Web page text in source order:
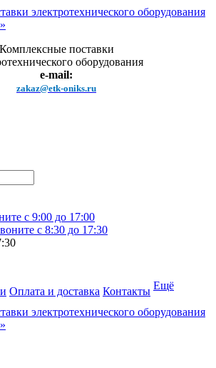
Комплексные поставки
оборудования
e-mail:
zakaz@etk-oniks.ru
с 9:00 до 17:00
с 8:30 до 17:30
Оплата и доставка Контакты Ещё